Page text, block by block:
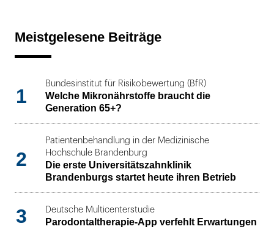
Meistgelesene Beiträge
1
Bundesinstitut für Risikobewertung (BfR)
Welche Mikronährstoffe braucht die
Generation 65+?
2
Patientenbehandlung in der Medizinische
Hochschule Brandenburg
Die erste Universitätszahnklinik
Brandenburgs startet heute ihren Betrieb
3 Deutsche Multicenterstudie
Parodontaltherapie-App verfehlt Erwartungen